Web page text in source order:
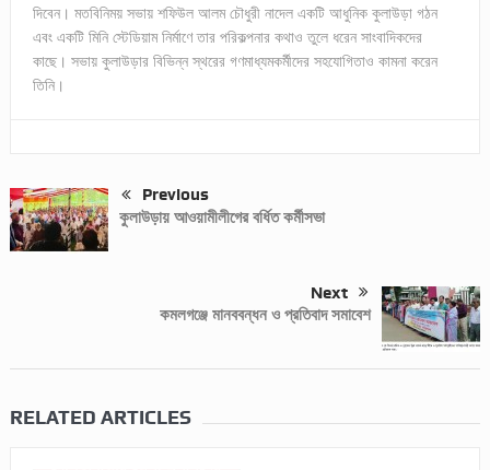
দিবেন। মতবিনিময় সভায় শফিউল আলম চৌধুরী নাদেল একটি আধুনিক কুলাউড়া গঠন
এবং একটি মিনি স্টেডিয়াম নির্মাণে তার পরিকল্পনার কথাও তুলে ধরেন সাংবাদিকদের
কাছে। সভায় কুলাউড়ার বিভিন্ন স্থরের গণমাধ্যমকর্মীদের সহযোগিতাও কামনা করেন
তিনি।
Previous
কুলাউড়ায় আওয়ামীলীগের বর্ধিত কর্মীসভা
Next
কমলগঞ্জে মানববন্ধন ও প্রতিবাদ সমাবেশ
RELATED ARTICLES